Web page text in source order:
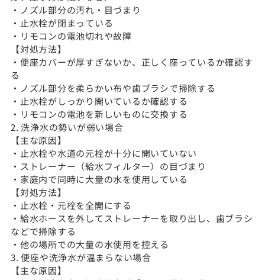
・ノズル部分の汚れ・目づまり
・止水栓が閉まっている
・リモコンの電池切れや故障
【対処方法】
・便座カバーが厚すぎないか、正しく座っているか確認す
る
・ノズル部分を柔らかい布や歯ブラシで掃除する
・止水栓がしっかり開いているか確認する
・リモコンの電池を新しいものに交換する
2. 洗浄水の勢いが弱い場合
【主な原因】
・止水栓や水道の元栓が十分に開いていない
・ストレーナー（給水フィルター）の目づまり
・家庭内で同時に大量の水を使用している
【対処方法】
・止水栓・元栓を全開にする
・給水ホースを外してストレーナーを取り出し、歯ブラシ
などで掃除する
・他の場所での大量の水使用を控える
3. 便座や洗浄水が温まらない場合
【主な原因】